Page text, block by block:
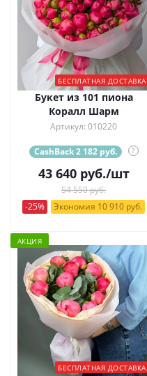
БЕСПЛАТНАЯ ДОСТАВКА
Букет из 101 пиона
Коралл Шарм
Артикул: 010220
CashBack 2 182 руб. ?
43 640руб./шт
54 550 руб.
-25%
Экономия 10 910 руб.
АКЦИЯ
БЕСПЛАТНАЯ ДОСТАВКА